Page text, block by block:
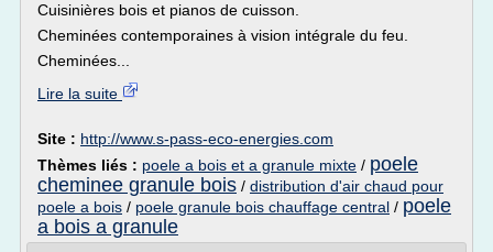
Cuisinières bois et pianos de cuisson.
Cheminées contemporaines à vision intégrale du feu.
Cheminées...
Lire la suite
Site : http://www.s-pass-eco-energies.com
Thèmes liés : poele a bois et a granule mixte / poele
cheminee granule bois / distribution d'air chaud pour
poele a bois / poele granule bois chauffage central / poele
a bois a granule